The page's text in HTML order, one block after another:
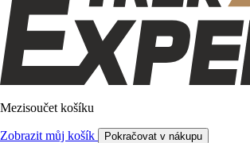
Mezisoučet košíku
Zobrazit můj košík Pokračovat v nákupu